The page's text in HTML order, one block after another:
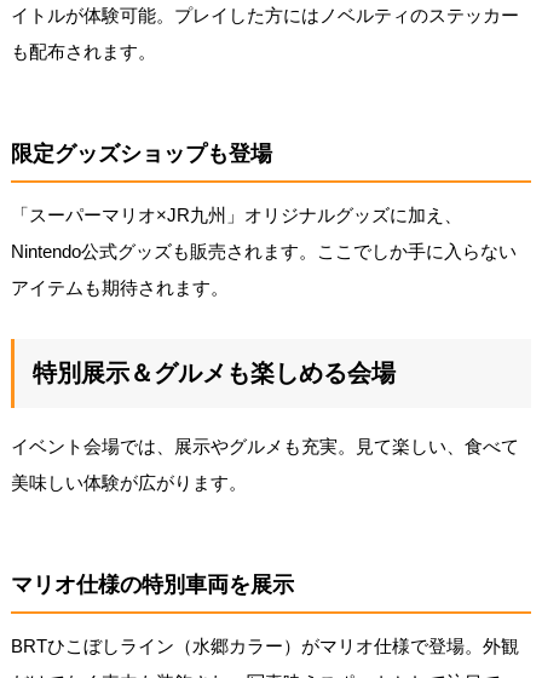
イトルが体験可能。プレイした方にはノベルティのステッカー
も配布されます。
限定グッズショップも登場
「スーパーマリオ×JR九州」オリジナルグッズに加え、
Nintendo公式グッズも販売されます。ここでしか手に入らない
アイテムも期待されます。
特別展示＆グルメも楽しめる会場
イベント会場では、展示やグルメも充実。見て楽しい、食べて
美味しい体験が広がります。
マリオ仕様の特別車両を展示
BRTひこぼしライン（水郷カラー）がマリオ仕様で登場。外観